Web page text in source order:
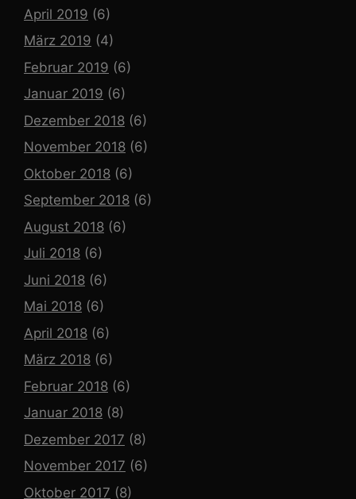
April 2019 (6)
März 2019 (4)
Februar 2019 (6)
Januar 2019 (6)
Dezember 2018 (6)
November 2018 (6)
Oktober 2018 (6)
September 2018 (6)
August 2018 (6)
Juli 2018 (6)
Juni 2018 (6)
Mai 2018 (6)
April 2018 (6)
März 2018 (6)
Februar 2018 (6)
Januar 2018 (8)
Dezember 2017 (8)
November 2017 (6)
Oktober 2017 (8)